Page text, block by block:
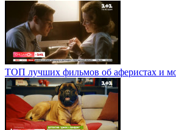
ТОП лучших фильмов об аферистах и